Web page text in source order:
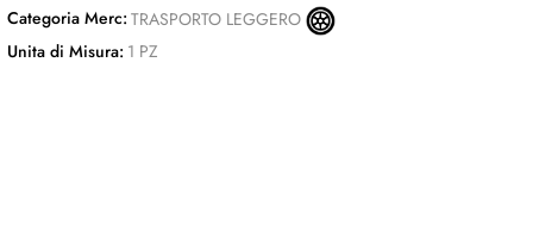
Categoria Merc: TRASPORTO LEGGERO
Unita di Misura: 1 PZ